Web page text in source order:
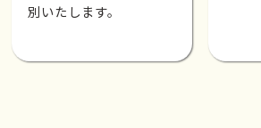
別いたします。